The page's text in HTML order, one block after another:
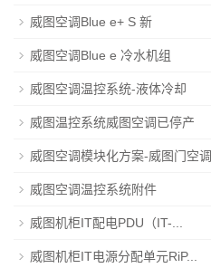
威图空调Blue e+ S 新
威图空调Blue e 冷水机组
威图空调温控系统-液体冷却
威图温控系统威图空调已停产
威图空调模块化方案-威图门空调
威图空调温控系统附件
威图机柜IT配电PDU（IT-...
威图机柜IT电源分配单元RiP...